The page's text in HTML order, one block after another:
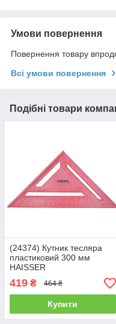
Умови повернення
Повернення товару
Всі умови повернення
Подібні товари
(24374) Кутник тесляра
пластиковий 300 мм
HAISSER
419 ₴ 464 ₴
Купити